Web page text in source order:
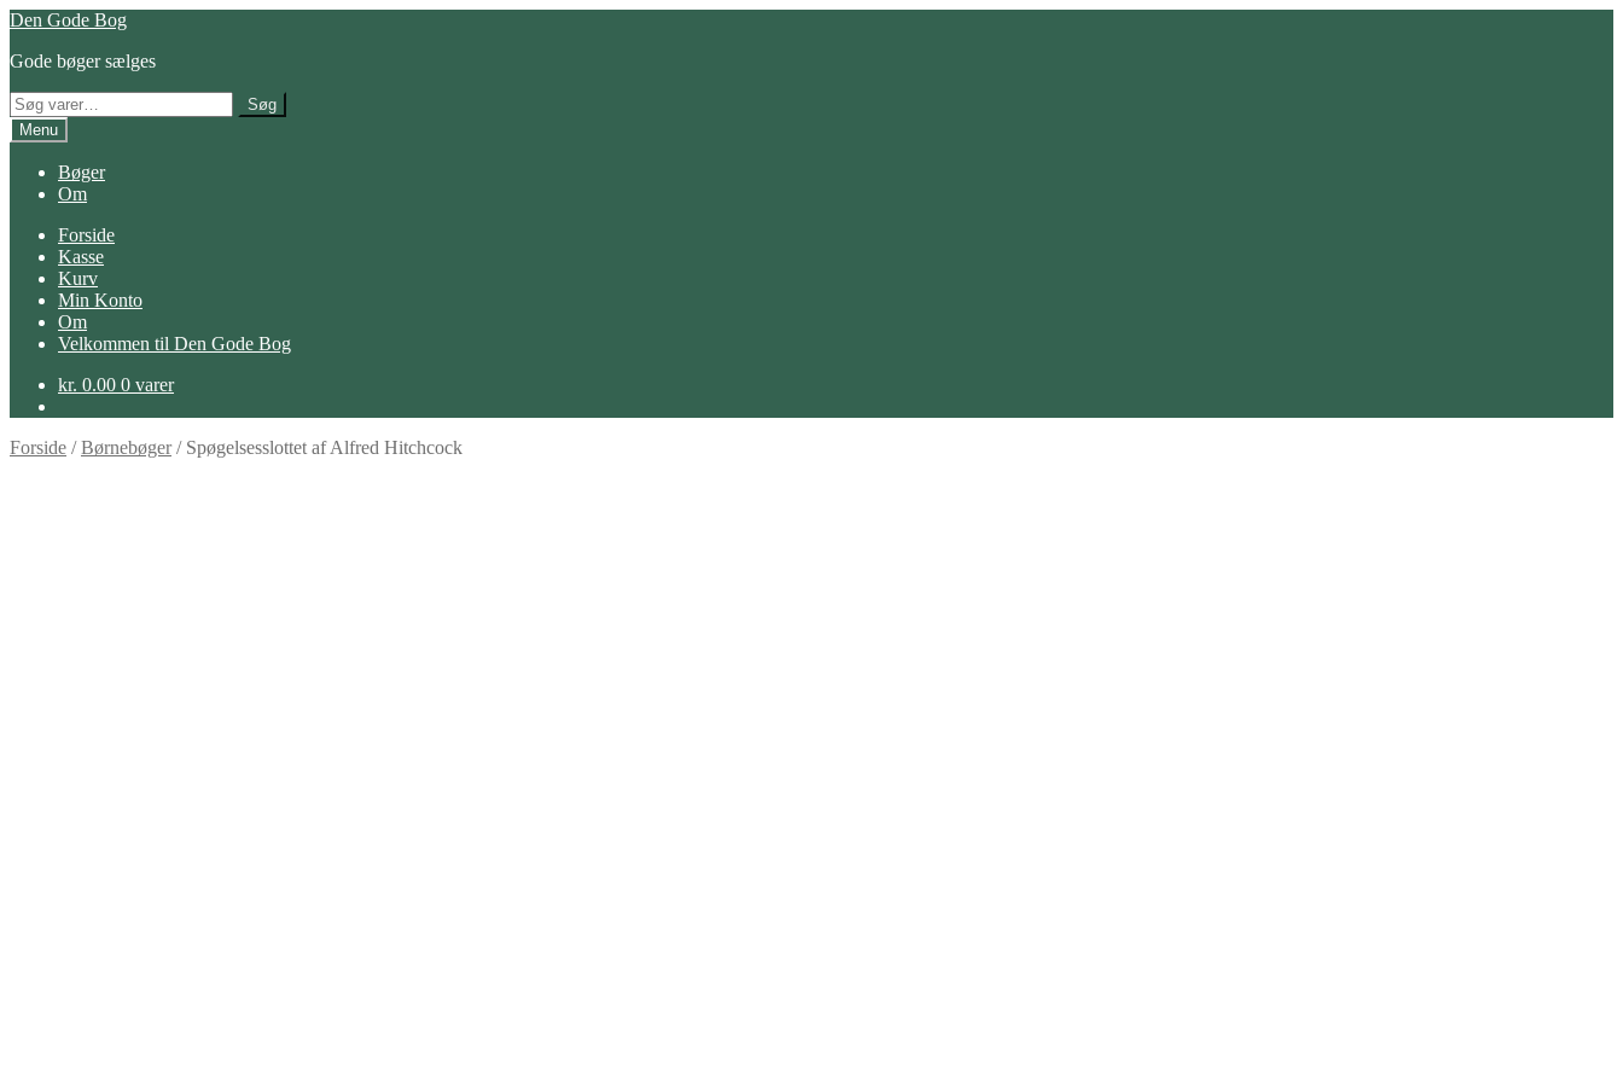
Spring
navigation
Spring
indhold
Den Gode Bog
Gode bøger sælges
Søg
efter:
Søg
Menu
Bøger
Om
Forside
Kasse
Kurv
Min Konto
Om
Velkommen til Den Gode Bog
kr. 0.00 0 varer
Forside /Børnebøger/ Spøgelsesslottet af Alfred Hitchcock